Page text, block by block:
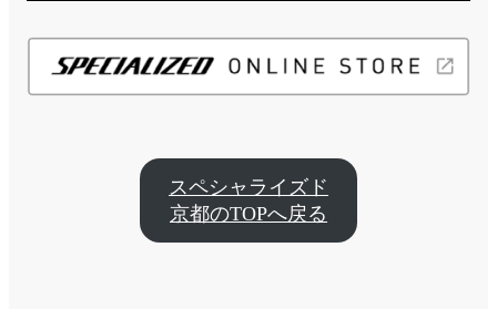
スペシャライズド
京都のTOPへ戻る